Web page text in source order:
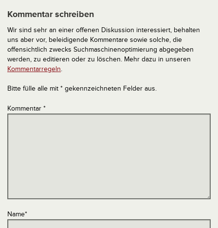
Kommentar schreiben
Wir sind sehr an einer offenen Diskussion interessiert, behalten
uns aber vor, beleidigende Kommentare sowie solche, die
offensichtlich zwecks Suchmaschinenoptimierung abgegeben
werden, zu editieren oder zu löschen. Mehr dazu in unseren
Kommentarregeln.
Bitte fülle alle mit * gekennzeichneten Felder aus.
Kommentar *
Name*